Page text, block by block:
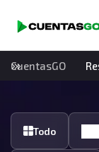
CuentasGO
Todo